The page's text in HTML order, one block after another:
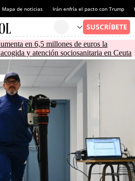
Mapa de noticias Irán enfría el pacto con Trump
en 6,5 millones de euros la
y atención sociosanitaria en Ceuta